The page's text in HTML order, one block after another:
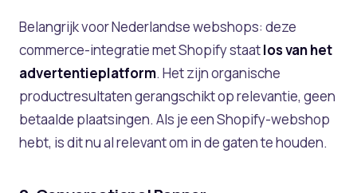
Belangrijk voor Nederlandse webshops: deze
commerce-integratie met Shopify staatlos van het
advertentieplatform. Het zijn organische
productresultaten gerangschikt op relevantie, geen
betaalde plaatsingen. Als je een Shopify-webshop
hebt, is dit nu al relevant om in de gaten te houden.